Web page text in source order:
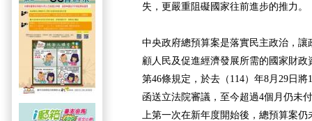
失，更嚴重阻礙國家往前進步的推力。
中央政府總預算案是落實民主政治，
顧人民及促進經濟發展所需的國家財
第46條規定，於去（114）年8月29日
函送立法院審議，至今超過4個月仍未
上第一次在新年度開始後，總預算案